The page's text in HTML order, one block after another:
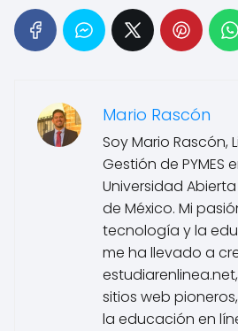
Mario Rascón
Soy Mario Rascón,
Gestión de PYMES
Universidad
de México. Mi
tecnología y la
me ha llevado a
sitios web
la educación en